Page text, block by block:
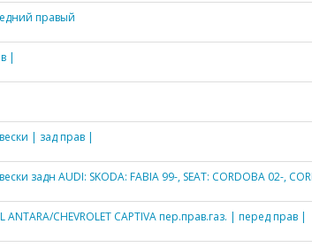
правый
|
| зад прав |
задн AUDI: SKODA: FABIA 99-, SEAT: CORDOBA 02-,
ANTARA/CHEVROLET CAPTIVA пер.прав.газ. | перед прав |